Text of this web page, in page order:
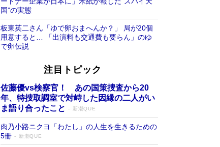
国”の実態
板東英二さん「ゆで卵おまへんか？」 局が20個
用意すると… 「出演料も交通費も要らん」のゆ
で卵伝説
注目トピック
佐藤優vs検察官！ あの国策捜査から20
年、特捜取調室で対峙した因縁の二人がい
ま語り合ったこと
新潮QUE
肉乃小路ニクヨ「わたし」の人生を生きるための
5冊
新潮QUE